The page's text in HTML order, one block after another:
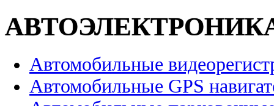
Автомобильные
Автомобильные GPS